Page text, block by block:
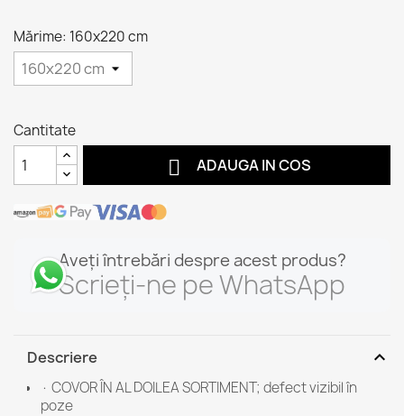
Mărime: 160x220 cm
Cantitate
 ADAUGA IN COS
Aveți întrebări despre acest produs?
Scrieți-ne pe WhatsApp
Descriere expand_more
· COVOR ÎN AL DOILEA SORTIMENT; defect vizibil în
poze